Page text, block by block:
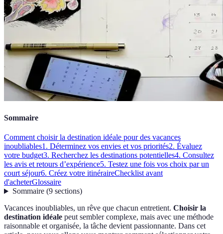
Sommaire
Comment choisir la destination idéale pour des vacances
inoubliables1. Déterminez vos envies et vos priorités2. Évaluez
votre budget3. Recherchez les destinations potentielles4. Consultez
les avis et retours d’expérience5. Testez une fois vos choix par un
court séjour6. Créez votre itinéraireChecklist avant
d'acheterGlossaire
Sommaire(9 sections)
Vacances inoubliables, un rêve que chacun entretient. Choisir la
destination idéale peut sembler complexe, mais avec une méthode
raisonnable et organisée, la tâche devient passionnante. Dans cet